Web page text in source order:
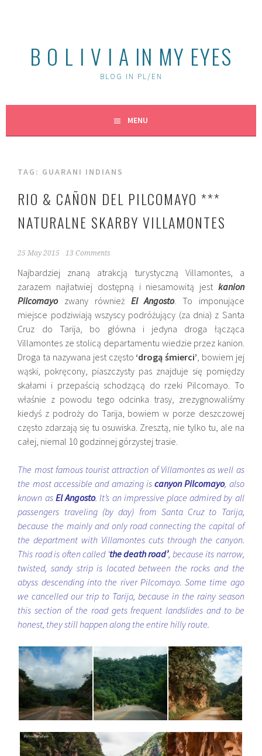
B O L I V I A IN MY EYES
BLOG IN PL/EN
MENU
TAG: GUARANI INDIANS
RIO & CAÑON DEL PILCOMAYO ***
NATURALNE SKARBY VILLAMONTES
25 May 2015 13 Comments
Najbardziej znaną atrakcją turystyczną Villamontes, a
zarazem najłatwiej dostępną i niesamowitą jest kanion
Pilcomayo zwany równieżEl Angosto. To imponujące
miejsce podziwiają wszyscy podróżujący (za dnia) z Santa
Cruz do Tarija, bo główna i jedyna droga łącząca
Villamontes ze stolicą departamentu wiedzie przez kanion.
Droga ta nazywana jest często ‘drogą śmierci’, bowiem jej
wąski, pokręcony, piaszczysty pas znajduje się pomiędzy
skałami i przepaścią schodzącą do rzeki Pilcomayo. To
właśnie z powodu tego odcinka trasy, zrezygnowaliśmy
kiedyś z podroży do Tarija, bowiem w porze deszczowej
często zdarzają się tu osuwiska. Zresztą, nie tylko tu, ale na
całej, niemal 10 godzinnej górzystej trasie.
The most famous tourist attraction of Villamontes as well as
the most accessible and amazing iscanyon Pilcomayo, also
known as El Angosto. It’s an impressive place admired by all
passengers traveling (by day) from Santa Cruz to Tarija,
because the mainly and only road connecting the capital of
the department with Villamontes cuts through the canyon.
This road is often called ‘the death road’, because its narrow,
twisted, sandy strip is located between the rocks and the
abyss descending into the river Pilcomayo. Some time ago
we cancelled our trip to Tarija, because in the rainy season
this section of the road gets frequent landslides and to be
honest, they still happen along the entire hilly route.